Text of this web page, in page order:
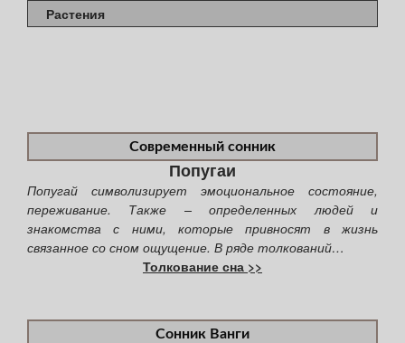
Растения
Современный сонник
Попугаи
Попугай символизирует эмоциональное состояние,
переживание. Также – определенных людей и
знакомства с ними, которые привносят в жизнь
связанное со сном ощущение. В ряде толкований…
Толкование сна >>
Сонник Ванги